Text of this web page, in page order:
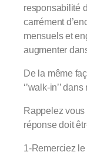
responsabilité
carrément
mensuels et
augmenter
De la même
‘’walk-in’’
Rappelez vous
réponse doit
1-Remerciez